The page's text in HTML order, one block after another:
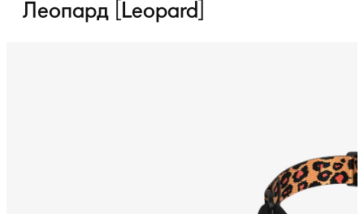
Леопард [Leopard]